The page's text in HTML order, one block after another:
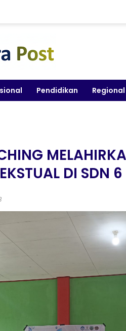
Pendidikan Regional
DI SDN